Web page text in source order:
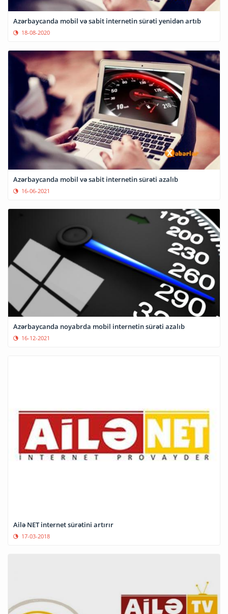
Azərbaycanda mobil və sabit internetin sürəti yenidən artıb
18-08-2020
Azərbaycanda mobil və sabit internetin sürəti azalıb
16-06-2021
Azərbaycanda noyabrda mobil internetin sürəti azalıb
16-12-2021
Ailə NET internet sürətini artırır
17-03-2018